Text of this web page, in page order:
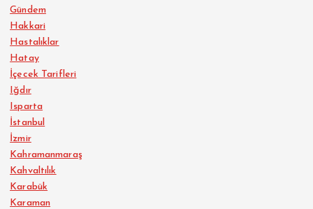
Gündem
Hakkari
Hastalıklar
Hatay
İçecek Tarifleri
Iğdır
Isparta
İstanbul
İzmir
Kahramanmaraş
Kahvaltılık
Karabük
Karaman